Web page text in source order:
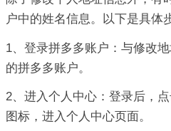
户中的姓名信息。以下是具体
1、登录拼多多账户：与修改
的拼多多账户。
2、进入个人中心：登录后，
图标，进入个人中心页面。